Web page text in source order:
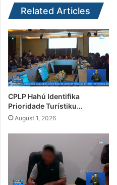
Related Articles
CPLP Hahú Identifika
Prioridade Turístiku…
August 1, 2026